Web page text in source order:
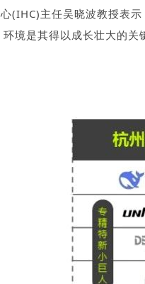
心(IHC)主任吴晓波教授表示
环境是其得以成长壮大的关